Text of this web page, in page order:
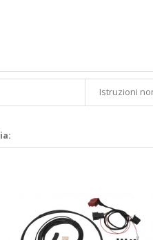
Istruzioni